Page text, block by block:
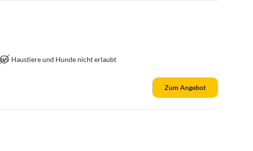
Haustiere und Hunde nicht erlaubt
Zum Angebot